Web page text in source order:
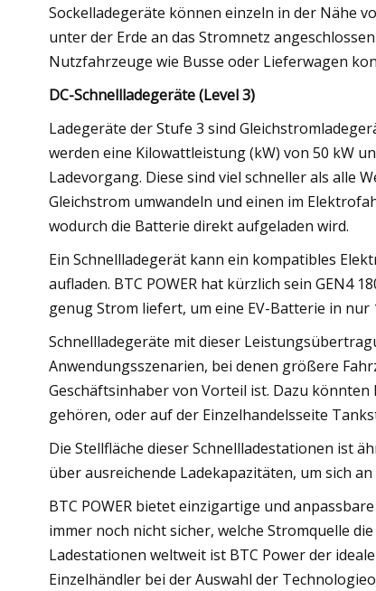
Sockelladegeräte können einzeln in der Nähe
unter der Erde an das Stromnetz
Nutzfahrzeuge wie Busse oder Lieferwagen
DC-Schnellladegeräte (Level 3)
Ladegeräte der Stufe 3 sind
werden eine Kilowattleistung (kW) von 50 kW
Ladevorgang. Diese sind viel schneller als alle
Gleichstrom umwandeln und einen im
wodurch die Batterie direkt aufgeladen wird.
Ein Schnellladegerät kann ein kompatibles
aufladen. BTC POWER hat kürzlich sein GEN4
genug Strom liefert, um eine EV-Batterie in nur
Schnellladegeräte mit dieser
Anwendungsszenarien, bei denen größere
Geschäftsinhaber von Vorteil ist. Dazu
gehören, oder auf der Einzelhandelsseite
Die Stellfläche dieser Schnellladestationen ist
über ausreichende Ladekapazitäten, um sich
BTC POWER bietet einzigartige und
immer noch nicht sicher, welche Stromquelle
Ladestationen weltweit ist BTC Power der
Einzelhändler bei der Auswahl der